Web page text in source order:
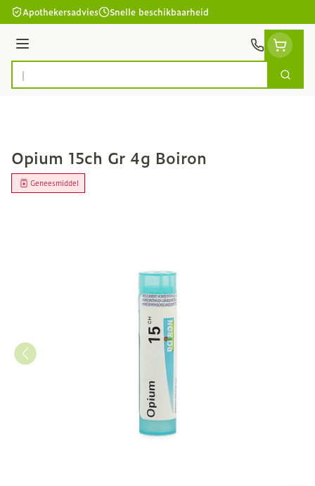
Ga naar de inhoud
Apothekersadvies Snelle beschikbaarheid
Menu
Product, merk, categorie...
Zoek
Opium 15ch Gr 4g Boiron
Geneesmiddel